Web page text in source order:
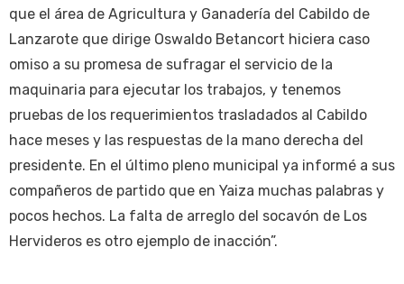
que el área de Agricultura y Ganadería del Cabildo de
Lanzarote que dirige Oswaldo Betancort hiciera caso
omiso a su promesa de sufragar el servicio de la
maquinaria para ejecutar los trabajos, y tenemos
pruebas de los requerimientos trasladados al Cabildo
hace meses y las respuestas de la mano derecha del
presidente. En el último pleno municipal ya informé a sus
compañeros de partido que en Yaiza muchas palabras y
pocos hechos. La falta de arreglo del socavón de Los
Hervideros es otro ejemplo de inacción”.